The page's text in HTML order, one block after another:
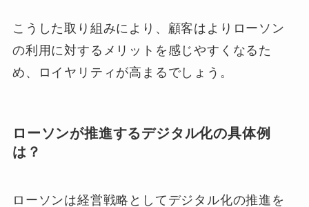
こうした取り組みにより、顧客はよりローソン
の利用に対するメリットを感じやすくなるた
め、ロイヤリティが高まるでしょう。
ローソンが推進するデジタル化の具体例
は？
ローソンは経営戦略としてデジタル化の推進を